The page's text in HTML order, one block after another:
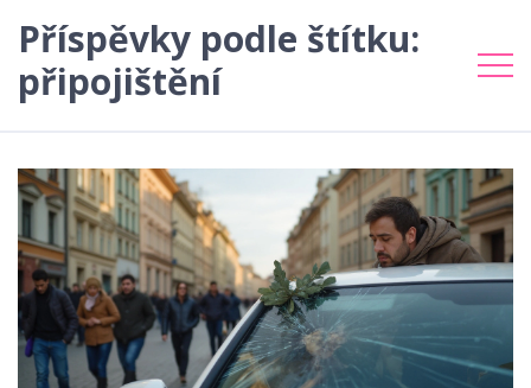
Příspěvky podle štítku:
připojištění